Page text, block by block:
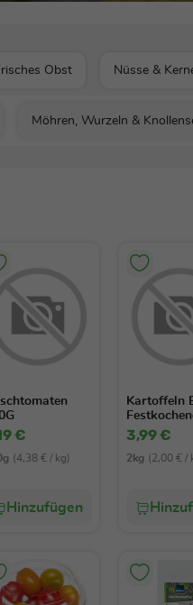
Obst Nüsse &
Möhren, Wurzeln &
€
(4,38 € / kg)
Hinzufügen
Kartoffeln
3,99 €
2kg (2,00 € /